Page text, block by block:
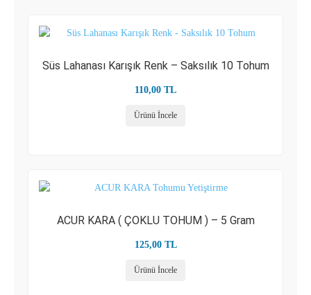
Süs Lahanası Karışık Renk – Saksılık 10 Tohum
110,00 TL
Ürünü İncele
ACUR KARA ( ÇOKLU TOHUM ) – 5 Gram
125,00 TL
Ürünü İncele